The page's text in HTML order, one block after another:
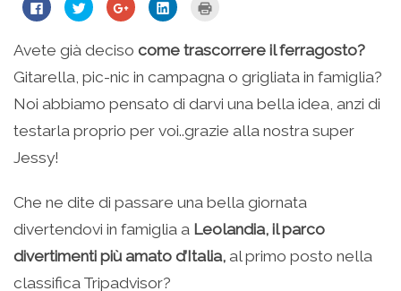
Fai
clic
su
Facebook
apre
una
nuova
finestra)
Fai
clic
condividere
su
Twitter
(Si
in
una
nuova
finestra)
Fai
clic
condividere
su
Google+
(Si
in
una
finestra)
Fai
clic
condividere
su
(Si
apre
in
una
nuova
finestra)
stampare
(Si
in
nuova
finestra)
Avete già deciso come trascorrere il ferragosto?
Gitarella, pic-nic in campagna o grigliata in famiglia?
Noi abbiamo pensato di darvi una bella idea, anzi di
testarla proprio per voi..grazie alla nostra super
Jessy!
Che ne dite di passare una bella giornata
divertendovi in famiglia a Leolandia, il parco
divertimenti più amato d’Italia, al primo posto nella
classifica Tripadvisor?